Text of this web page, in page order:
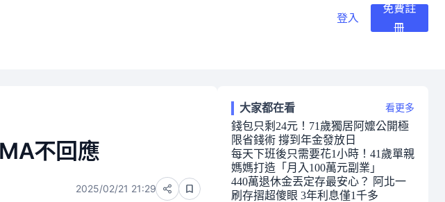
登入
免費註
冊
不回應
2025/02/21 21:29
大家都在看 看更多
錢包只剩24元！71歲獨居阿嬤公開極
限省錢術 撐到年金發放日
每天下班後只需要花1小時！41歲單親
媽媽打造「月入100萬元副業」
440萬退休金丟定存最安心？ 阿北一
刷存摺超傻眼 3年利息僅1千多